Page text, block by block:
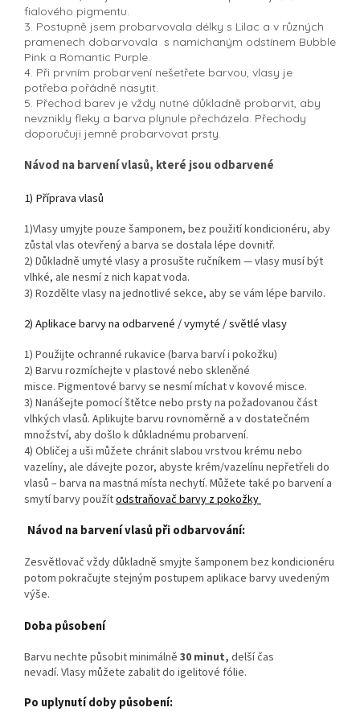
fialového pigmentu.
3. Postupně jsem probarvovala délky s Lilac a v různých
pramenech dobarvovala s namíchaným odstínem Bubble
Pink a Romantic Purple.
4. Při prvním probarvení nešetřete barvou, vlasy je
potřeba pořádně nasytit.
5. Přechod barev je vždy nutné důkladně probarvit, aby
nevznikly fleky a barva plynule přecházela. Přechody
doporučuji jemně probarvovat prsty.
Návod na barvení vlasů, které jsou odbarvené
1) Příprava vlasů
1)Vlasy umyjte pouze šamponem, bez použití kondicionéru, aby
zůstal vlas otevřený a barva se dostala lépe dovnitř.
2) Důkladně umyté vlasy a prosušte ručníkem — vlasy musí být
vlhké, ale nesmí z nich kapat voda.
3) Rozdělte vlasy na jednotlivé sekce, aby se vám lépe barvilo.
2) Aplikace barvy na odbarvené / vymyté / světlé vlasy
1) Použijte ochranné rukavice (barva barví i pokožku)
2) Barvu rozmíchejte v plastové nebo skleněné
misce. Pigmentové barvy se nesmí míchat v kovové misce.
3) Nanášejte pomocí štětce nebo prsty na požadovanou část
vlhkých vlasů. Aplikujte barvu rovnoměrně a v dostatečném
množství, aby došlo k důkladnému probarvení.
4) Obličej a uši můžete chránit slabou vrstvou krému nebo
vazelíny, ale dávejte pozor, abyste krém/vazelínu nepřetřeli do
vlasů – barva na mastná místa nechytí. Můžete také po barvení a
smytí barvy použítodstraňovač barvy z pokožky
Návod na barvení vlasů při odbarvování:
Zesvětlovač vždy důkladně smyjte šamponem bez kondicionéru
potom pokračujte stejným postupem aplikace barvy uvedeným
výše.
Doba působení
Barvu nechte působit minimálně 30 minut, delší čas
nevadí. Vlasy můžete zabalit do igelitové fólie.
Po uplynutí doby působení: